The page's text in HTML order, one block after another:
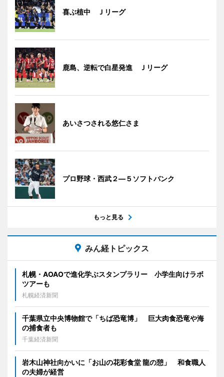
喜ぶ植中 Ｊリーグ
鹿島、逆転で白星発進 Ｊリーグ
あいさつされる悠仁さま
プロ野球・西武２―５ソフトバンク
もっと見る
みん経トピックス
札幌・AOAOで進化学ぶスタンプラリー 小学生向けラボ
ツアーも
札幌経済新聞
千葉県立中央博物館で「ちば恐竜博」 巨大肉食恐竜や海
の捕食者も
千葉経済新聞
岩木山神社向かいに「お山の花彩食堂 龍の憩」 和食職人
の夫婦が経営